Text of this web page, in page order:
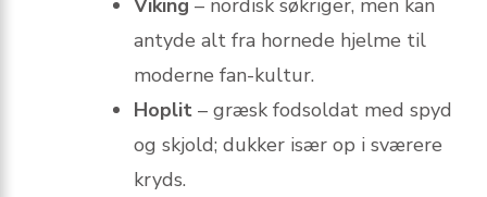
antyde alt fra hornede hjelme til
moderne fan-kultur.
Hoplit – græsk fodsoldat med spyd
og skjold; dukker især op i sværere
kryds.